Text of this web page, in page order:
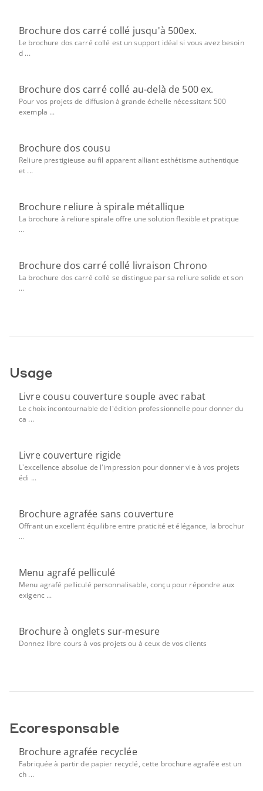
Brochure dos carré collé jusqu'à 500ex.
Le brochure dos carré collé est un support idéal si vous avez besoin
d ...
Brochure dos carré collé au-delà de 500 ex.
Pour vos projets de diffusion à grande échelle nécessitant 500
exempla ...
Brochure dos cousu
Reliure prestigieuse au fil apparent alliant esthétisme authentique
et ...
Brochure reliure à spirale métallique
La brochure à reliure spirale offre une solution flexible et pratique
...
Brochure dos carré collé livraison Chrono
La brochure dos carré collé se distingue par sa reliure solide et son
...
Usage
Livre cousu couverture souple avec rabat
Le choix incontournable de l'édition professionnelle pour donner du
ca ...
Livre couverture rigide
L'excellence absolue de l'impression pour donner vie à vos projets
édi ...
Brochure agrafée sans couverture
Offrant un excellent équilibre entre praticité et élégance, la brochur
...
Menu agrafé pelliculé
Menu agrafé pelliculé personnalisable, conçu pour répondre aux
exigenc ...
Brochure à onglets sur-mesure
Donnez libre cours à vos projets ou à ceux de vos clients
Ecoresponsable
Brochure agrafée recyclée
Fabriquée à partir de papier recyclé, cette brochure agrafée est un
ch ...